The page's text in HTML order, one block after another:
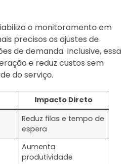
o monitoramento em
precisos os ajustes de
de demanda. Inclusive, essa
e reduz custos sem
do serviço.
Impacto Direto
Reduz filas e tempo de
espera
Aumenta
produtividade